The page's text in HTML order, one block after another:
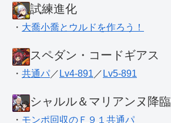
試練進化
・ 大喬小喬とウルドを作ろう！
スペダン・コードギアス
・ 共通パ ／ Lv4-891 ／ Lv5-891
シャルル＆マリアンヌ降臨
・ モンポ回収のＦ９１共通パ